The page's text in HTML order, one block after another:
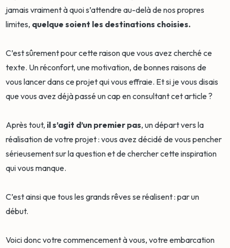
jamais vraiment à quoi s’attendre au-delà de nos propres
limites, quelque soient les destinations choisies.
C’est sûrement pour cette raison que vous avez cherché ce
texte. Un réconfort, une motivation, de bonnes raisons de
vous lancer dans ce projet qui vous effraie. Et si je vous disais
que vous avez déjà passé un cap en consultant cet article ?
Après tout, il s’agit d’un premier pas, un départ vers la
réalisation de votre projet : vous avez décidé de vous pencher
sérieusement sur la question et de chercher cette inspiration
qui vous manque.
C’est ainsi que tous les grands rêves se réalisent : par un
début.
Voici donc votre commencement à vous, votre embarcation